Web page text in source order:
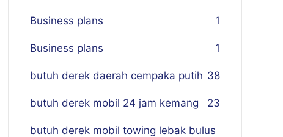
Business plans 1
Business plans 1
butuh derek daerah cempaka putih 38
butuh derek mobil 24 jam kemang 23
butuh derek mobil towing lebak bulus